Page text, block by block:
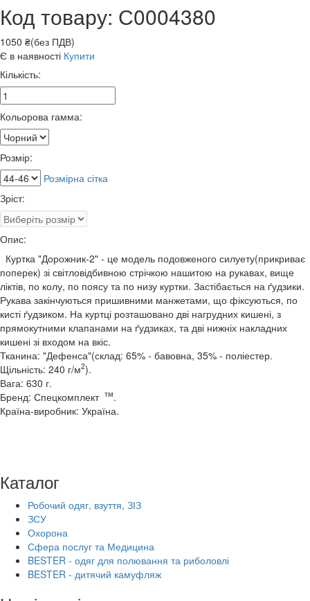
Код товару: С0004380
1050 ₴(без ПДВ)
Є в наявності Купити
Кількість:
Кольорова гамма:
Розмір:
Розмірна сітка
Зріст:
Опис:
Куртка "Дорожник-2" - це модель подовженого силуету(прикриває
поперек) зі світловідбивною стрічкою нашитою на рукавах, вище
ліктів, по колу, по поясу та по низу куртки. Застібається на ґудзики.
Рукава закінчуються пришивними манжетами, що фіксуються, по
кисті ґудзиком. На куртці розташовано дві нагрудних кишені, з
прямокутними клапанами на ґудзиках, та дві нижніх накладних
кишені зі входом на вкіс.
Тканина: "Дефенса"(склад: 65% - бавовна, 35% - поліестер.
Щільність: 240 г/м2).
Вага: 630 г.
Бренд: Спецкомплект тм.
Країна-виробник: Україна.
Каталог
Робочий одяг, взуття, ЗІЗ
ЗСУ
Охорона
Сфера послуг та Медицина
BESTER - одяг для полювання та риболовлі
BESTER - дитячий камуфляж